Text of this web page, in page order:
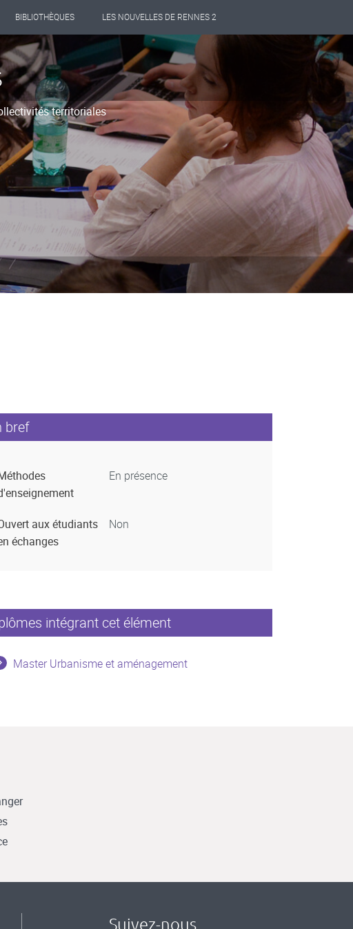
BIBLIOTHÈQUES LES NOUVELLES DE RENNES 2
territoriales
bref
En présence
aux étudiants
échanges
Non
intégrant cet élément
Master Urbanisme et aménagement
Suivez-nous